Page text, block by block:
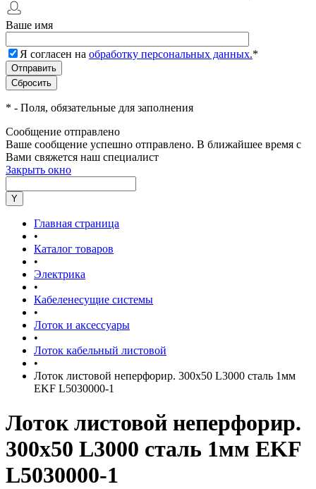
Ваше имя
Я согласен на обработку персональных данных.*
* - Поля, обязательные для заполнения
Сообщение отправлено
Ваше сообщение успешно отправлено. В ближайшее время с
Вами свяжется наш специалист
Закрыть окно
Главная страница
•
Каталог товаров
•
Электрика
•
Кабеленесущие системы
•
Лоток и аксессуары
•
Лоток кабельный листовой
•
Лоток листовой неперфорир. 300х50 L3000 сталь 1мм
EKF L5030000-1
Лоток листовой неперфорир.
300х50 L3000 сталь 1мм EKF
L5030000-1